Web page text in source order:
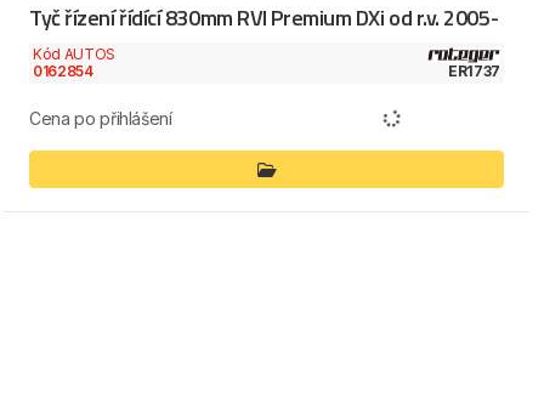
Tyč řízení řídící 830mm RVI Premium DXi od r.v. 2005-
Kód AUTOS
0162854
ER1737
Cena po přihlášení